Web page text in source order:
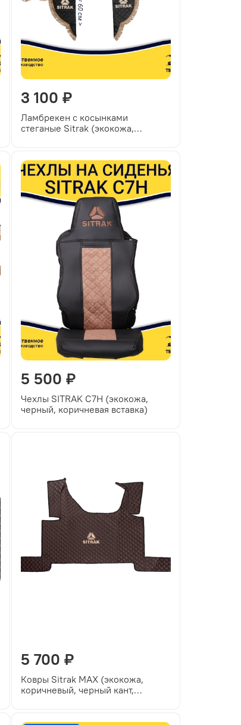
3 100 ₽
Ламбрекен с косынками
стеганые Sitrak (экокожа,
5 500 ₽
Чехлы SITRAK C7H (экокожа,
черный, коричневая вставка)
5 700 ₽
Ковры Sitrak MAX (экокожа,
коричневый, черный кант,